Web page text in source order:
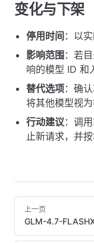
变化与下架
停用时间 ：以
影响范围 ：若
响的模型 ID 和
替代选项：确
将其他模型视为
行动建议：调
止新请求，并按
Pager
上一页
GLM-4.7-